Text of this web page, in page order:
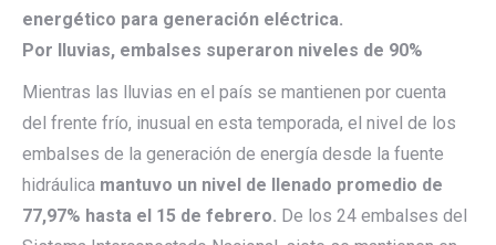
energético para generación eléctrica.
Por lluvias, embalses superaron niveles de 90%
Mientras las lluvias en el país se mantienen por cuenta
del frente frío, inusual en esta temporada, el nivel de los
embalses de la generación de energía desde la fuente
hidráulica mantuvo un nivel de llenado promedio de
77,97% hasta el 15 de febrero. De los 24 embalses del